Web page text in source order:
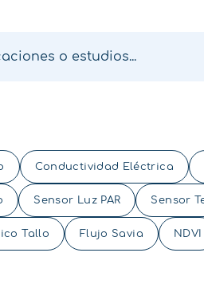
Conductividad Eléctrica
Sensor Luz PAR Sensor
Tallo Flujo Savia NDVI